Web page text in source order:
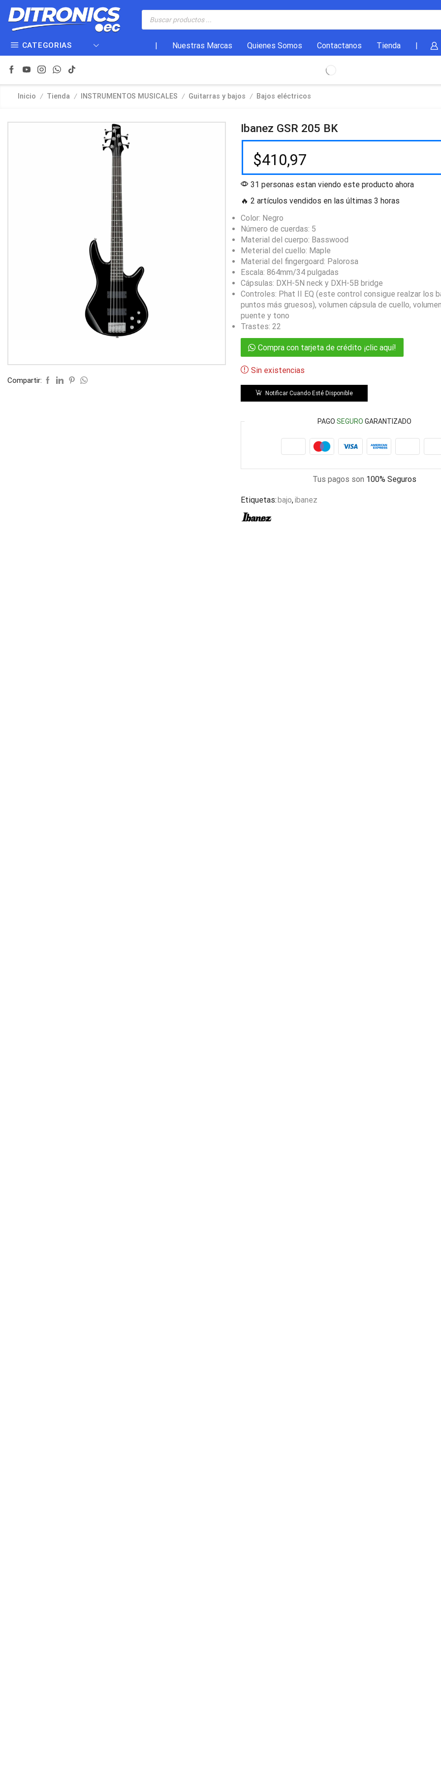
CATEGORIAS Nuestras Marcas Quienes Somos Contactanos Tienda
Inicio / Tienda / INSTRUMENTOS MUSICALES / Guitarras y bajos / Bajos eléctricos
Compartir:
Ibanez GSR 205 BK
$410,97
31 personas estan viendo este producto ahora
🔥 2 artículos vendidos en las últimas 3 horas
Color: Negro
Número de cuerdas: 5
Material del cuerpo: Basswood
Meterial del cuello: Maple
Material del fingergoard: Palorosa
Escala: 864mm/34 pulgadas
Cápsulas: DXH-5N neck y DXH-5B bridge
Controles: Phat II EQ (este control consigue realzar los
puntos más gruesos), volumen cápsula de cuello,
puente y tono
Trastes: 22
Compra con tarjeta de crédito ¡clic aquí!
Sin existencias
Notificar Cuando Esté Disponible
PAGOSEGURO GARANTIZADO
Tus pagos son 100% Seguros
Etiquetas: bajo,ibanez